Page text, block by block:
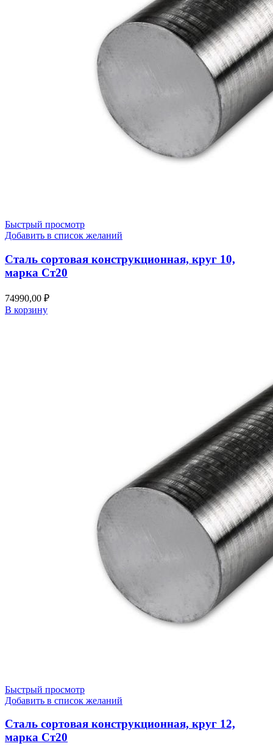
Быстрый просмотр
Добавить в список желаний
Сталь сортовая конструкционная, круг 10,
марка Ст20
74990,00 ₽
В корзину
Быстрый просмотр
Добавить в список желаний
Сталь сортовая конструкционная, круг 12,
марка Ст20